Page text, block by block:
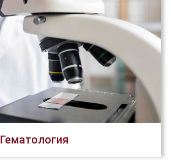
Гематология